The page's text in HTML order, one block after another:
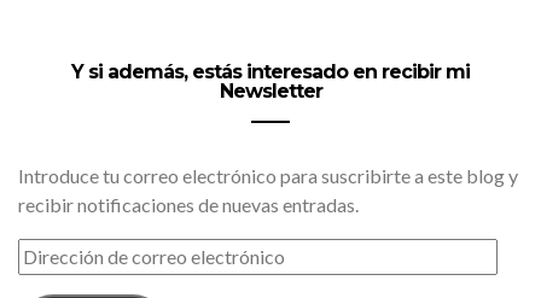
Y si además, estás interesado en recibir mi
Newsletter
Introduce tu correo electrónico para suscribirte a este blog y
recibir notificaciones de nuevas entradas.
DIRECCIÓN
DE
CORREO